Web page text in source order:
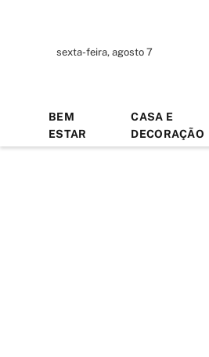
sexta-feira, agosto 7
BEM
ESTAR
CASA E
DECORAÇÃO